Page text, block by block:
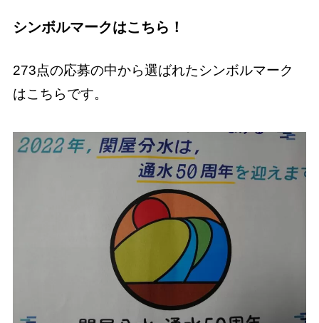
シンボルマークはこちら！
273点の応募の中から選ばれたシンボルマーク
はこちらです。